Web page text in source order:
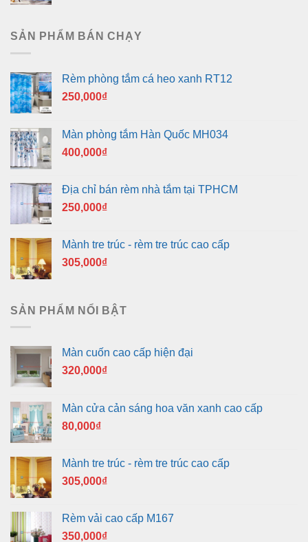
400,000₫.
SẢN PHẨM BÁN CHẠY
Rèm phòng tắm cá heo xanh RT12
250,000₫
Màn phòng tắm Hàn Quốc MH034
400,000₫
Địa chỉ bán rèm nhà tắm tại TPHCM
250,000₫
Mành tre trúc - rèm tre trúc cao cấp
305,000₫
SẢN PHẨM NỔI BẬT
Màn cuốn cao cấp hiện đại
320,000₫
Màn cửa cản sáng hoa văn xanh cao cấp
80,000₫
Mành tre trúc - rèm tre trúc cao cấp
305,000₫
Rèm vải cao cấp M167
350,000₫